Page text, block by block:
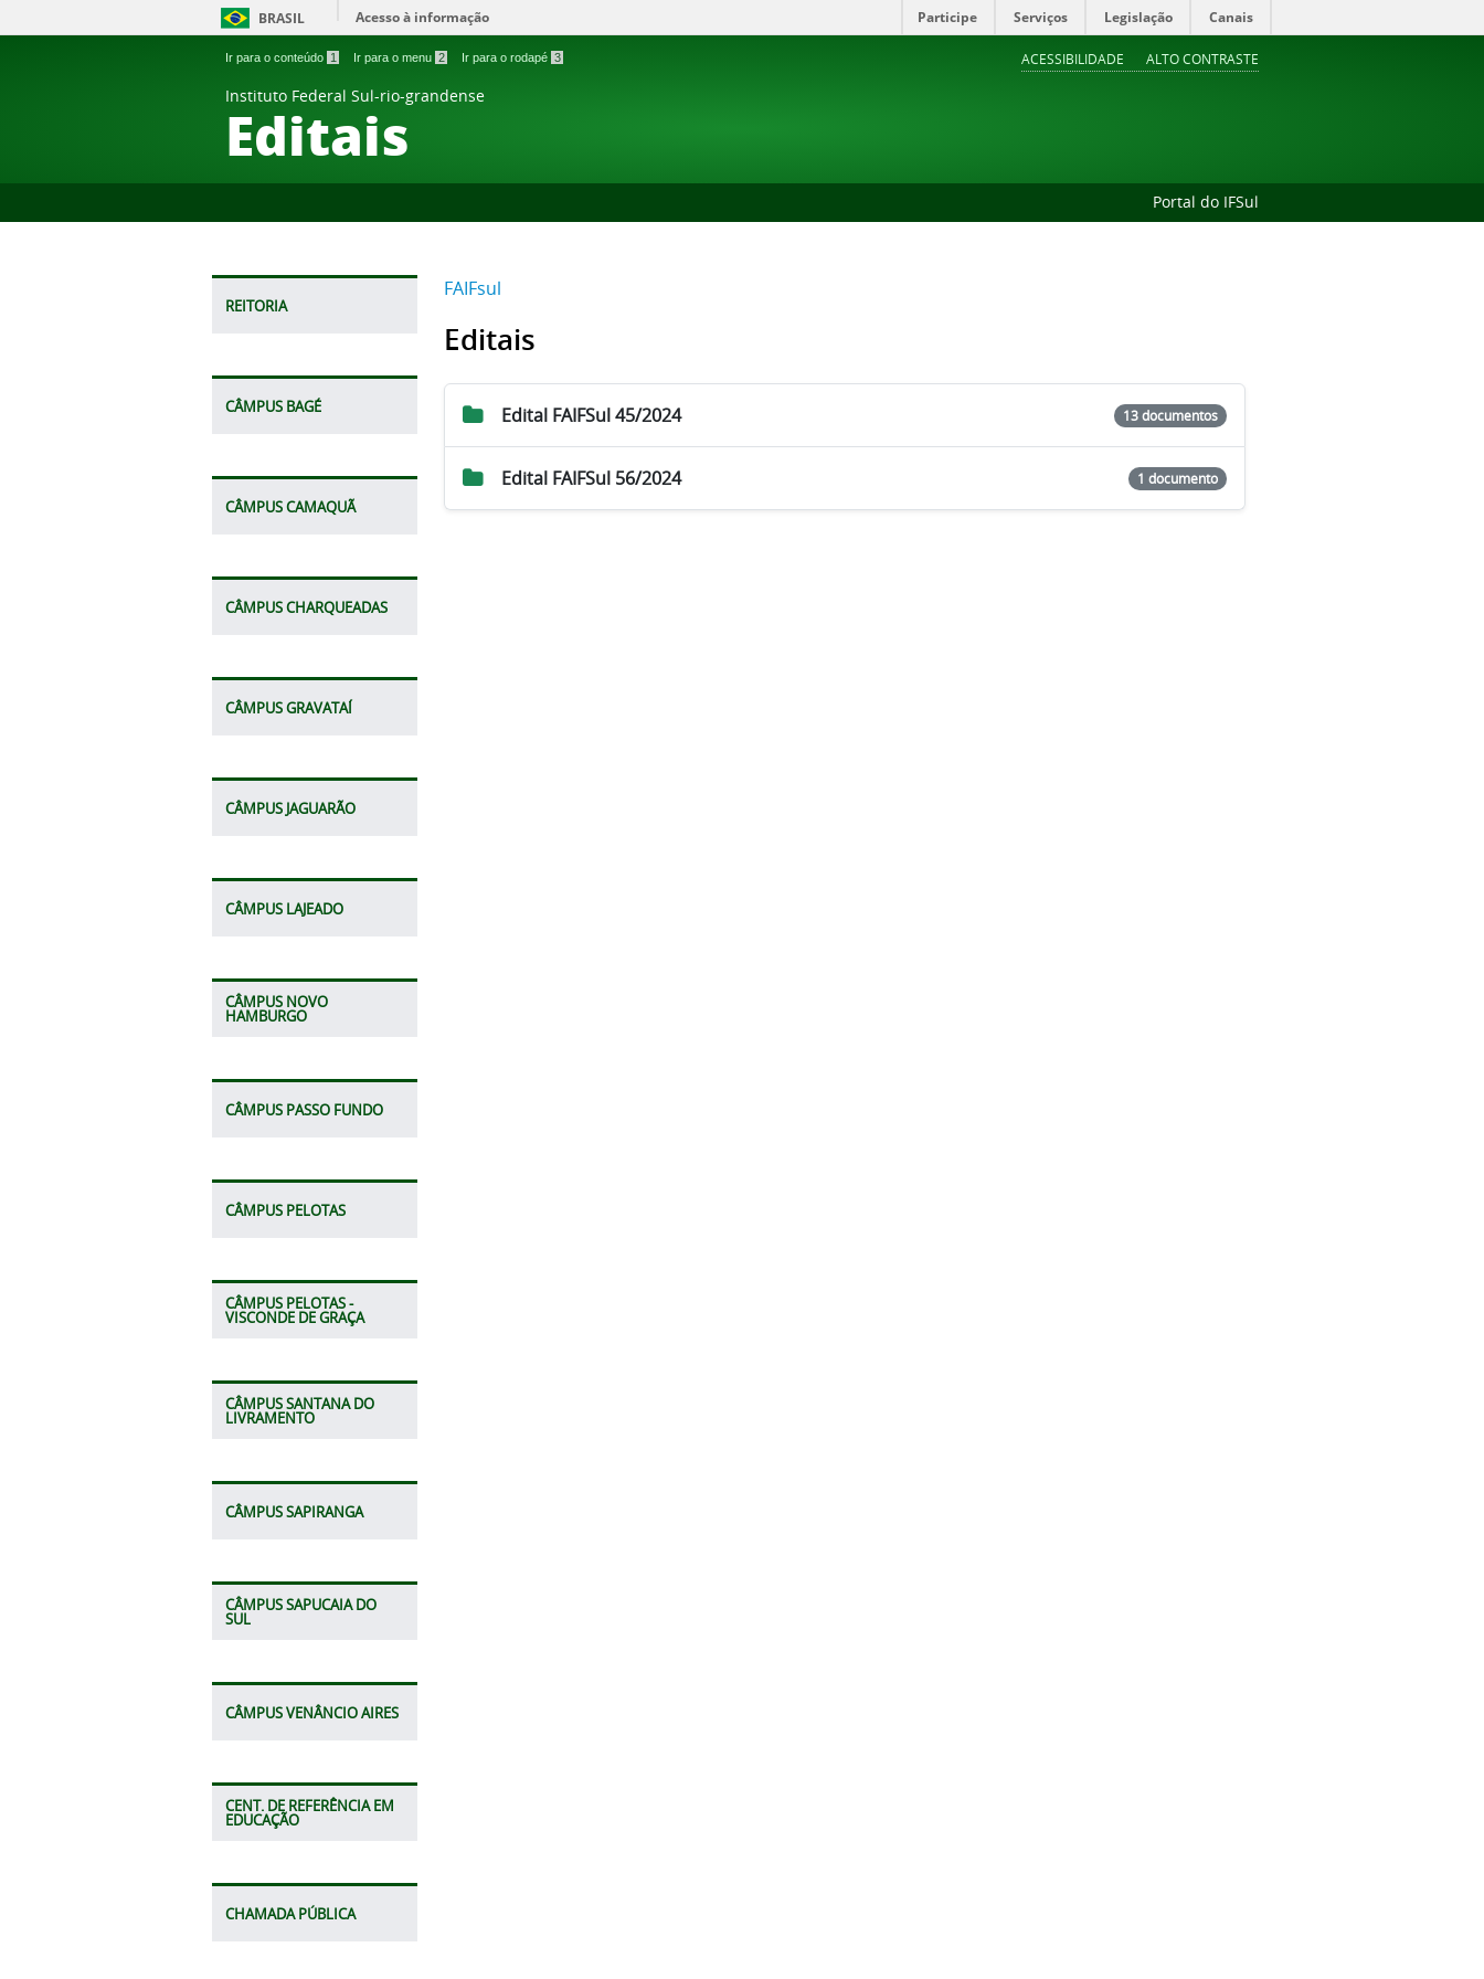
BRASIL Acesso à informação Participe Serviços Legislação Canais
Ir para o conteúdo 1 Ir para o menu 2 Ir para o rodapé 3 ACESSIBILIDADE ALTO CONTRASTE
Instituto Federal Sul-rio-grandense
Editais
Portal do IFSul
REITORIA
CÂMPUS BAGÉ
CÂMPUS CAMAQUÃ
CÂMPUS CHARQUEADAS
CÂMPUS GRAVATAÍ
CÂMPUS JAGUARÃO
CÂMPUS LAJEADO
CÂMPUS NOVO
HAMBURGO
CÂMPUS PASSO FUNDO
CÂMPUS PELOTAS
CÂMPUS PELOTAS -
VISCONDE DE GRAÇA
CÂMPUS SANTANA DO
LIVRAMENTO
CÂMPUS SAPIRANGA
CÂMPUS SAPUCAIA DO
SUL
CÂMPUS VENÂNCIO AIRES
CENT. DE REFERÊNCIA EM
EDUCAÇÃO
CHAMADA PÚBLICA
FAIFsul
Editais
Edital FAIFSul 45/2024 13 documentos
Edital FAIFSul 56/2024 1 documento